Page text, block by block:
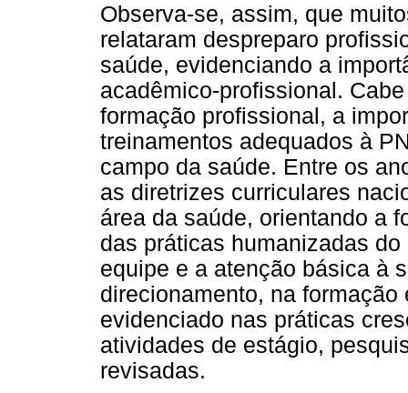
Observa-se, assim, que
relataram despreparo
saúde, evidenciando a
acadêmico-profissional.
formação profissional, a
treinamentos adequados à
campo da saúde. Entre os
as diretrizes curriculares
área da saúde, orientando a
das práticas humanizadas
equipe e a atenção básica à
direcionamento, na
evidenciado nas práticas
atividades de estágio,
revisadas.